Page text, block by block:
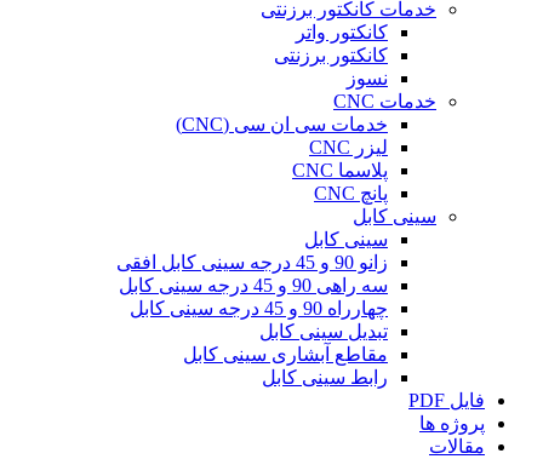
خدمات کانکتور برزنتی
کانکتور واتر
کانکتور برزنتی
نسوز
خدمات CNC
خدمات سی ان سی (CNC)
لیزر CNC
پلاسما CNC
پانچ CNC
سینی کابل
سینی کابل
زانو 90 و 45 درجه سینی کابل افقی
سه راهی 90 و 45 درجه سینی کابل
چهارراه 90 و 45 درجه سینی کابل
تبدیل سینی کابل
مقاطع آبشاری سینی کابل
رابط سینی کابل
فایل PDF
پروژه ها
مقالات